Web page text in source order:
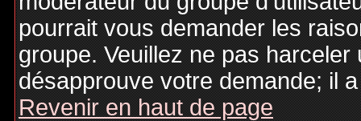
pourrait vous demander les
groupe. Veuillez ne pas
désapprouve votre demande; il
Revenir en haut de page